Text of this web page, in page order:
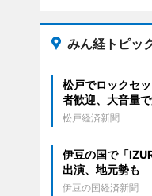
みん経トピッ
松戸でロックセ
者歓迎、大音量
松戸経済新聞
伊豆の国で「
出演、地元勢も
伊豆の国経済新聞